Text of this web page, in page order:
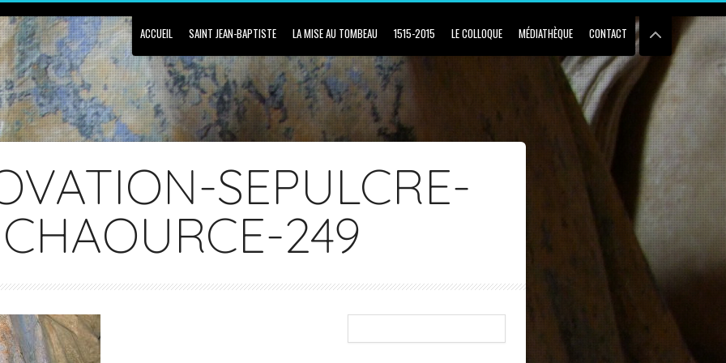
ACCUEIL SAINT JEAN-BAPTISTE LA MISE AU TOMBEAU 1515-2015 LE COLLOQUE MÉDIATHÈQUE CONTACT
SEPULCRE-
CHAOURCE-249